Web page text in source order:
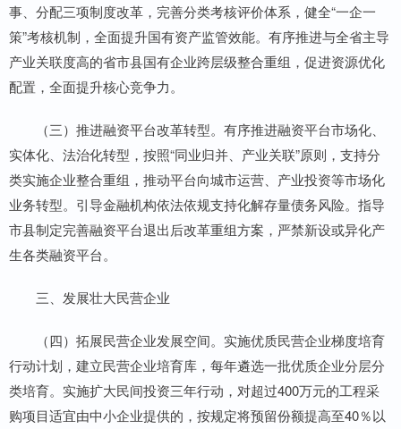
事、分配三项制度改革，完善分类考核评价体系，健全“一企一
策”考核机制，全面提升国有资产监管效能。有序推进与全省主导
产业关联度高的省市县国有企业跨层级整合重组，促进资源优化
配置，全面提升核心竞争力。
（三）推进融资平台改革转型。有序推进融资平台市场化、
实体化、法治化转型，按照“同业归并、产业关联”原则，支持分
类实施企业整合重组，推动平台向城市运营、产业投资等市场化
业务转型。引导金融机构依法依规支持化解存量债务风险。指导
市县制定完善融资平台退出后改革重组方案，严禁新设或异化产
生各类融资平台。
三、发展壮大民营企业
（四）拓展民营企业发展空间。实施优质民营企业梯度培育
行动计划，建立民营企业培育库，每年遴选一批优质企业分层分
类培育。实施扩大民间投资三年行动，对超过400万元的工程采
购项目适宜由中小企业提供的，按规定将预留份额提高至40％以